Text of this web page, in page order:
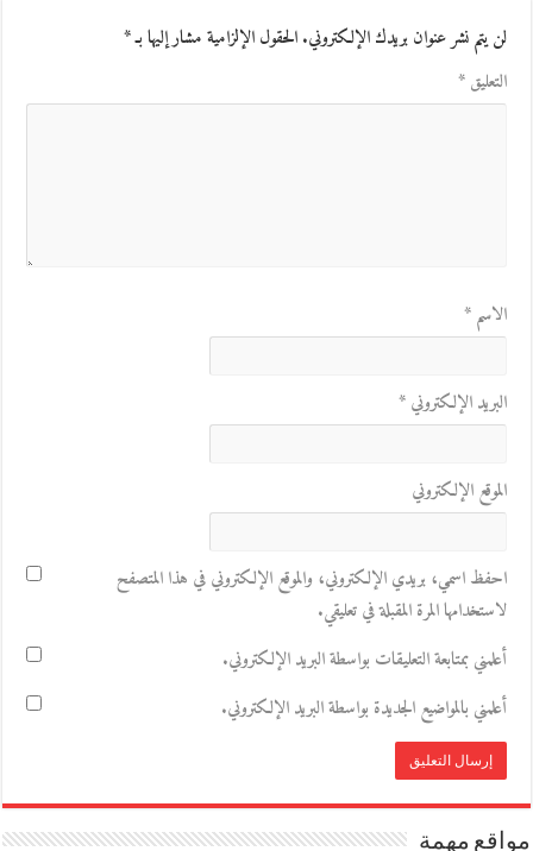
لن يتم نشر عنوان بريدك الإلكتروني.الحقول الإلزامية مشار إليها بـ*
التعليق*
الاسم*
البريد الإلكتروني*
الموقع الإلكتروني
احفظ اسمي، بريدي الإلكتروني، والموقع الإلكتروني في هذا المتصفح
لاستخدامها المرة المقبلة في تعليقي.
أعلمني بمتابعة التعليقات بواسطة البريد الإلكتروني.
أعلمني بالمواضيع الجديدة بواسطة البريد الإلكتروني.
مواقع مهمة